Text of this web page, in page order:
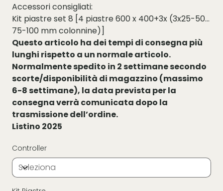
Accessori consigliati:
Kit piastre set 8 [4 piastre 600 x 400+3x (3x25-50-
75-100 mm colonnine)]
Questo articolo ha dei tempi di consegna più
lunghi rispetto a un normale articolo.
Normalmente spedito in 2 settimane secondo
scorte/disponibilità di magazzino (massimo
6-8 settimane), la data prevista per la
consegna verrà comunicata dopo la
trasmissione dell’ordine.
Listino 2025
Controller